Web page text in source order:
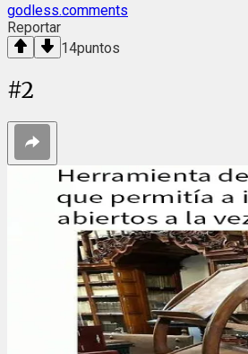
godless.comments
Reportar
14puntos
#2